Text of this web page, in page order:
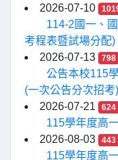
2026-07-10
114-2國一、
考程表暨試場分配)
2026-07-13
798
公告本校115
(一次公告分次招考)
2026-07-21
624
115學年度高
2026-08-03
443
115學年度高